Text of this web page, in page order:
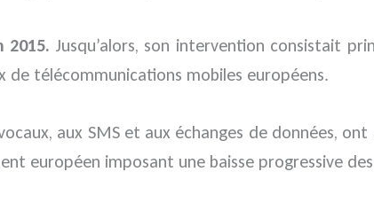
2015. Jusqu’alors, son intervention consistait
de télécommunications mobiles européens.
aux SMS et aux échanges de données,
européen imposant une baisse progressive